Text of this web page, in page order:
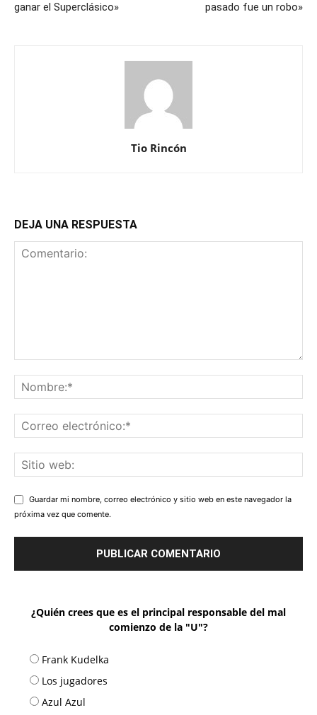
ganar el Superclásico»
pasado fue un robo»
Tio Rincón
DEJA UNA RESPUESTA
Guardar mi nombre, correo electrónico y sitio web en este navegador la
próxima vez que comente.
¿Quién crees que es el principal responsable del mal
comienzo de la "U"?
Frank Kudelka
Los jugadores
Azul Azul